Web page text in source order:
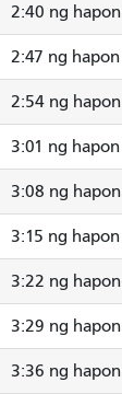
2:40 ng hapon
2:47 ng hapon
2:54 ng hapon
3:01 ng hapon
3:08 ng hapon
3:15 ng hapon
3:22 ng hapon
3:29 ng hapon
3:36 ng hapon